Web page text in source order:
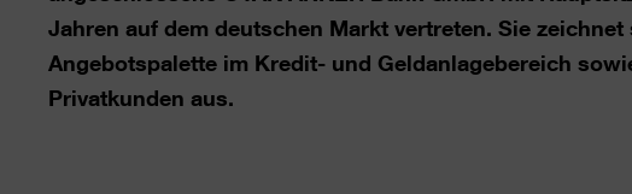
Jahren auf dem deutschen Markt vertreten. Sie
Angebotspalette im Kredit- und Geldanlagebereich
Privatkunden aus.